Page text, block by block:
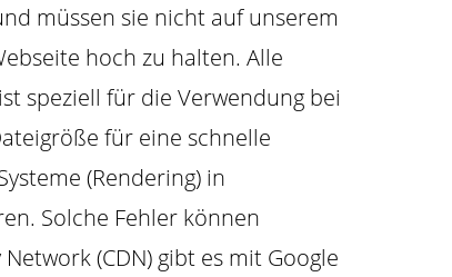
müssen sie nicht auf unserem
hoch zu halten. Alle
speziell für die Verwendung bei
für eine schnelle
(Rendering) in
Solche Fehler können
(CDN) gibt es mit Google